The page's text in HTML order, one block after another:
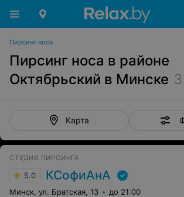
Пирсинг носа
Пирсинг носа в районе
Октябрьский в Минске 3
Карта
СТУДИЯ ПИРСИНГА
5.0 КСофиАнА
Минск, ул. Братская, 13 до 21:00